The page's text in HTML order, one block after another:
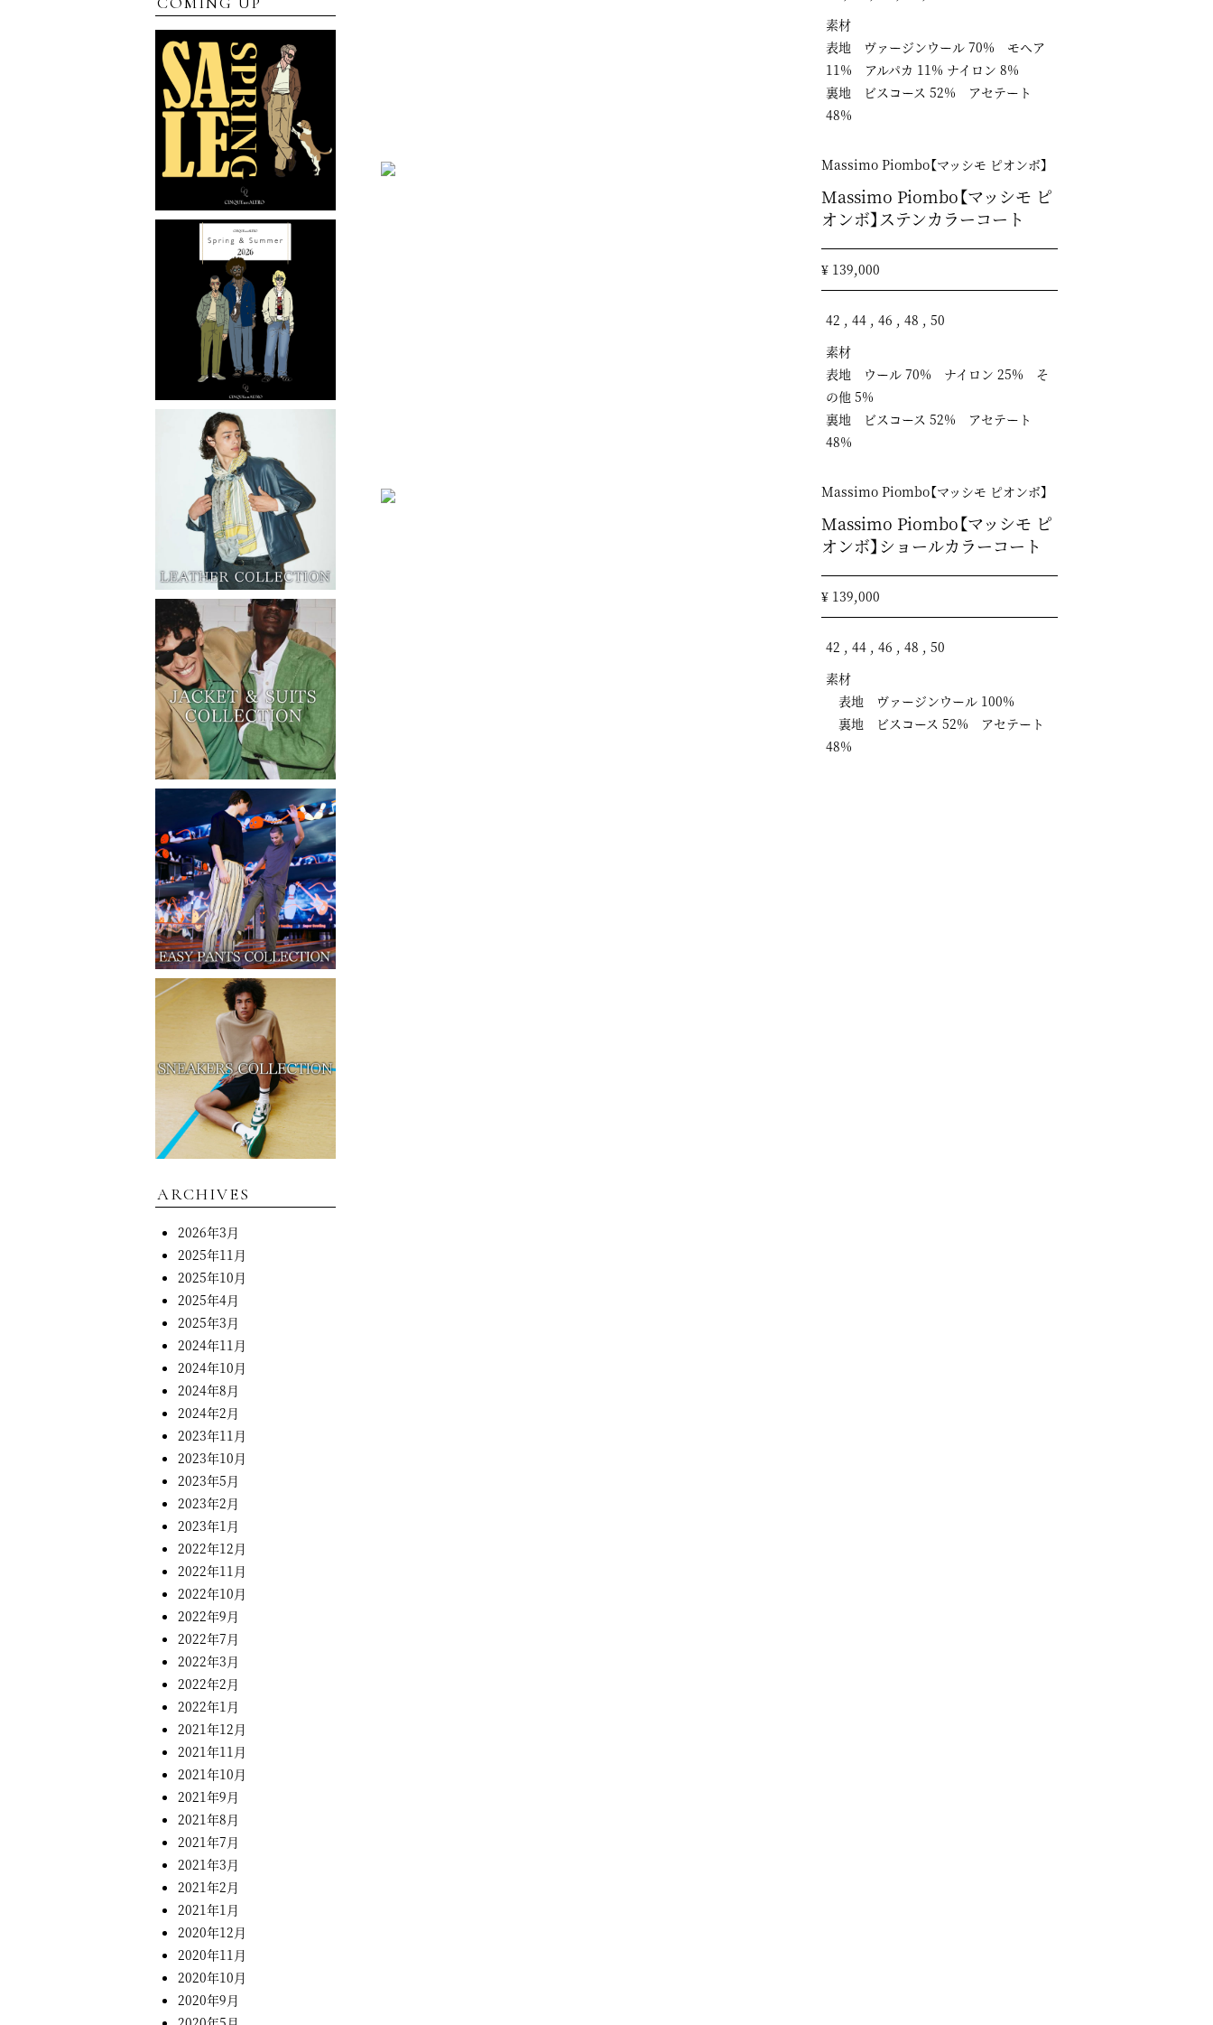
素材
表地 ヴァージンウール 70% モヘア
11% アルパカ 11% ナイロン 8%
裏地 ビスコース 52% アセテート
48%
Massimo Piombo【マッシモ ピオンボ】
Massimo Piombo【マッシモ ピ
オンボ】ステンカラーコート
¥ 139,000
42 , 44 , 46 , 48 , 50
素材
表地 ウール 70% ナイロン 25% そ
の他 5%
裏地 ビスコース 52% アセテート
48%
Massimo Piombo【マッシモ ピオンボ】
Massimo Piombo【マッシモ ピ
オンボ】ショールカラーコート
¥ 139,000
42 , 44 , 46 , 48 , 50
素材
表地 ヴァージンウール 100%
裏地 ビスコース 52% アセテート
48%
ARCHIVES
2026年3月
2025年11月
2025年10月
2025年4月
2025年3月
2024年11月
2024年10月
2024年8月
2024年2月
2023年11月
2023年10月
2023年5月
2023年2月
2023年1月
2022年12月
2022年11月
2022年10月
2022年9月
2022年7月
2022年3月
2022年2月
2022年1月
2021年12月
2021年11月
2021年10月
2021年9月
2021年8月
2021年7月
2021年3月
2021年2月
2021年1月
2020年12月
2020年11月
2020年10月
2020年9月